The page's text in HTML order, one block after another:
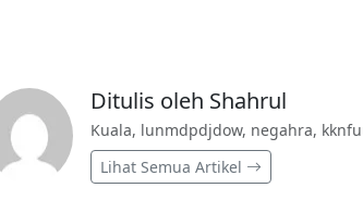
Ditulis oleh Shahrul
Kuala, lunmdpdjdow, negahra,
Lihat Semua Artikel